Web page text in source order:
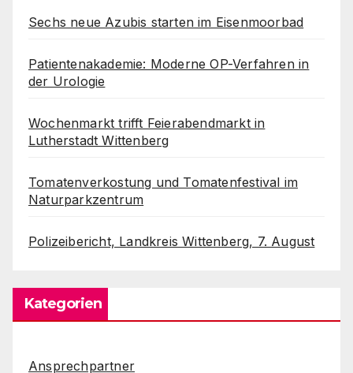
Sechs neue Azubis starten im Eisenmoorbad
Patientenakademie: Moderne OP-Verfahren in
der Urologie
Wochenmarkt trifft Feierabendmarkt in
Lutherstadt Wittenberg
Tomatenverkostung und Tomatenfestival im
Naturparkzentrum
Polizeibericht, Landkreis Wittenberg, 7. August
Kategorien
Ansprechpartner